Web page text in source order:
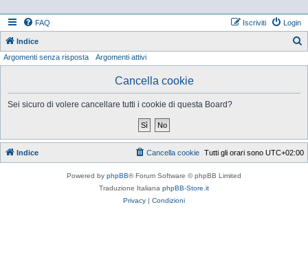
FAQ Login
Iscriviti
Indice
Argomenti senza risposta Argomenti attivi
Cancella cookie
Sei sicuro di volere cancellare tutti i cookie di questa Board?
Indice Tutti gli orari sono UTC+02:00
Cancella cookie
Powered by phpBB® Forum Software © phpBB Limited
Traduzione Italiana phpBB-Store.it
Privacy | Condizioni